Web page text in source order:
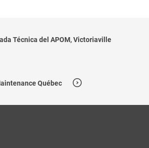
Técnica del APOM, Victoriaville
Québec